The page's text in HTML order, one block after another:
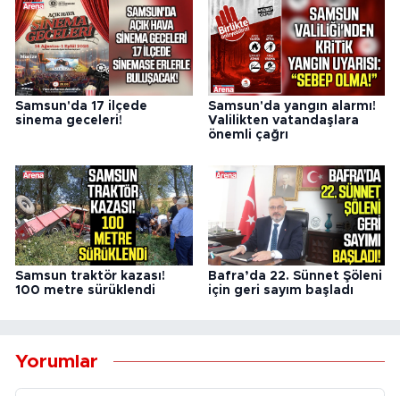
Samsun'da 17 ilçede
sinema geceleri!
Samsun'da yangın alarmı!
Valilikten vatandaşlara
önemli çağrı
Samsun traktör kazası!
100 metre sürüklendi
Bafra’da 22. Sünnet Şöleni
için geri sayım başladı
Yorumlar